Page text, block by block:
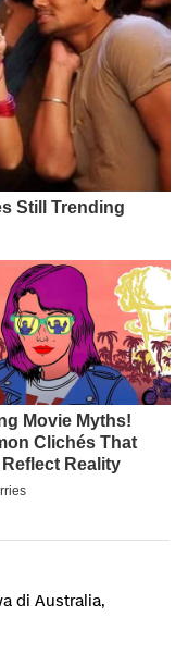
di Australia,